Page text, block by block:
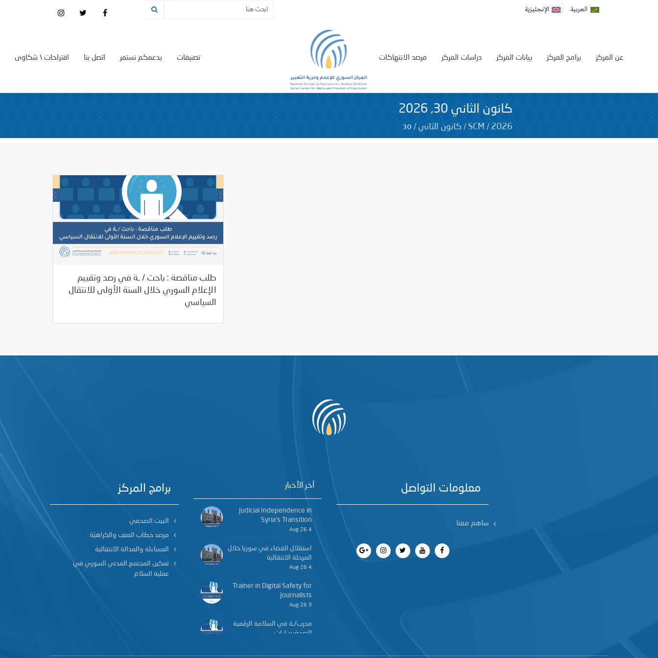
العربية الإنجليزية
اقتراحات \ شكاوى اتصل بنا بدعمكم نستمر تصنيفات مرصد الانتهاكات دراسات المركز بيانات المركز برامج المركز عن المركز
كانون الثاني 30, 2026
SCM / 2026
/ كانون الثاني /
30
طلب مناقصة : باحث / ـة في رصد وتقييم
الإعلام السوري خلال السنة الأولى للانتقال
السياسي
01/30/2026 فرص التدريب و المشاركة
برامج المركز
البيت الصحفي
مرصد خطاب العنف والكراهيّة
المساءلة والعدالة الانتقالية
تمكين المجتمع المدني السوري في
عملية السلام
آخر الأخبار
Judicial Independence in
Syria’s Transition
4 Aug 26
استقلال القضاء في سوريا خلال
المرحلة الانتقالية
4 Aug 26
Trainer in Digital Safety for
Journalists
3 Aug 26
مدرب/ـة في السلامة الرقمية
للصحفيين/ـات
معلومات التواصل
ساهم معنا